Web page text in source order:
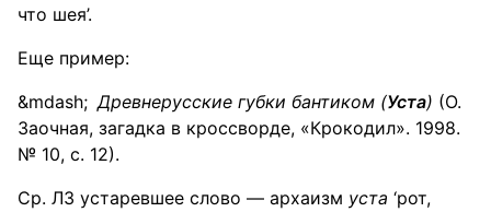
что шея’.
Еще пример:
Древнерусские губки бантиком (Уста) (О.
Заочная, загадка в кроссворде, «Крокодил». 1998.
№ 10, с. 12).
Ср. ЛЗ устаревшее слово — архаизм уста ‘рот,